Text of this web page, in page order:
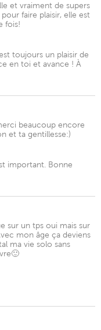
et vraiment de supers
faire plaisir, elle est
fois!
toujours un plaisir de
en toi et avance ! À
beaucoup encore
et ta gentillesse:)
important. Bonne
sur un tps oui mais sur
mon âge ça deviens
ma vie solo sans